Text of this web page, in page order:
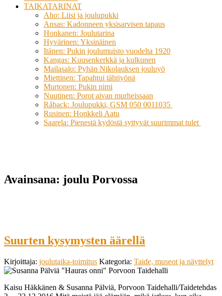
TAIKATARINAT
Aho: Liisi ja joulupukki
Ansas: Kadonneen yksisarvisen tapaus
Honkanen: Joulutarina
Hyvärinen: Yksinäinen
Itänen: Pukin joulumuisto vuodelta 1920
Kangas: Kuusenkerkkä ja kulkunen
Mailasalo: Pyhän Nikolauksen jouluyö
Miettinen: Tapahtui tähtiyönä
Murtonen: Pukin nimi
Nuutinen: Porot aivan murheissaan
Råback: Joulupukki, GSM 050 0011035
Rusinen: Honkkeli Aatu
Saarela: Pienestä kydöstä syttyvät suurimmat tulet
Avainsana: joulu Porvossa
Suurten kysymysten äärellä
Kirjoittaja: joulutaika-toimitus Kategoria: Taide, museot ja näyttelyt
Kaisu Häkkänen & Susanna Pälviä, Porvoon Taidehalli/Taidetehdas